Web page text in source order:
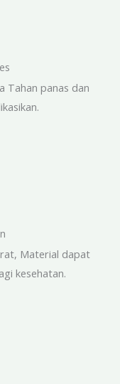
Tahan panas dan
Material dapat
kesehatan.